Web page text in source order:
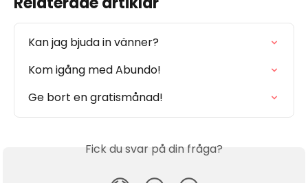
Kan jag bjuda in vänner?
Kom igång med Abundo!
Ge bort en gratismånad!
Fick du svar på din fråga?